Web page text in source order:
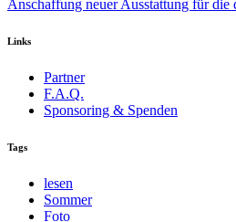
Anschaffung neuer Ausstattung für die
Links
Partner
F.A.Q.
Sponsoring & Spenden
Tags
lesen
Sommer
Foto